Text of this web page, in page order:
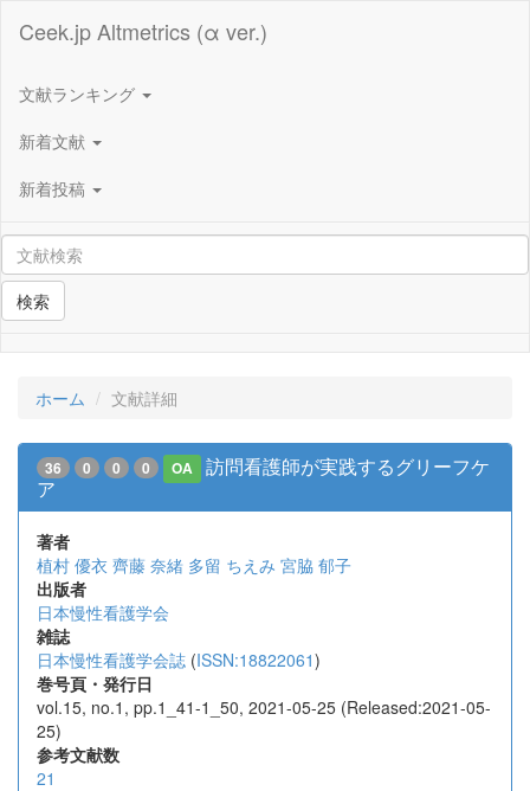
Ceek.jp Altmetrics (α ver.)
文献ランキング
新着文献
新着投稿
検索
ホーム 文献詳細
36 0 0 0 OA
訪問看護師が実践するグリーフケ
ア
著者
植村 優衣 齊藤 奈緒 多留 ちえみ 宮脇 郁子
出版者
日本慢性看護学会
雑誌
日本慢性看護学会誌 (ISSN:18822061)
巻号頁・発行日
vol.15, no.1, pp.1_41-1_50, 2021-05-25 (Released:2021-05-
25)
参考文献数
21